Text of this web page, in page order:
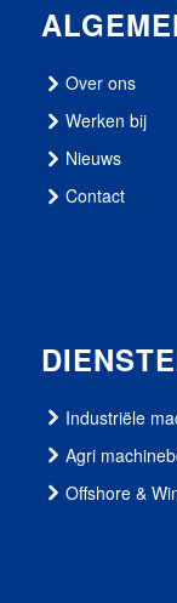
Over ons
Werken bij
Nieuws
Contact
Industriële
Agri
Offshore &